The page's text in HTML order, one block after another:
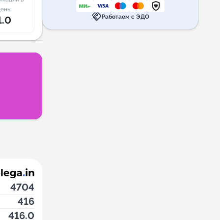
4704
416
416.0
handshakeРаботаем с ЭДО